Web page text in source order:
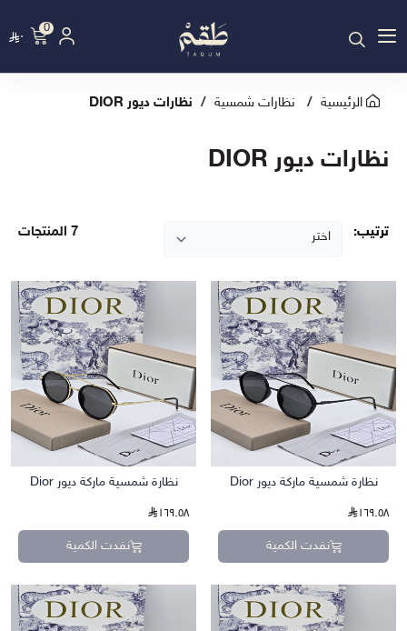
0 ٠
الرئيسية نظارات شمسية نظارات ديور DIOR
نظارات ديور DIOR
ترتيب: 7 المنتجات
نظارة شمسية ماركة ديور Dior
١٦٩.٥٨
نفدت الكمية
نظارة شمسية ماركة ديور Dior
١٦٩.٥٨
نفدت الكمية